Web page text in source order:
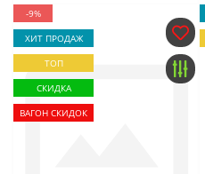
-9%
ХИТ ПРОДАЖ
ТОП
СКИДКА
ВАГОН СКИДОК